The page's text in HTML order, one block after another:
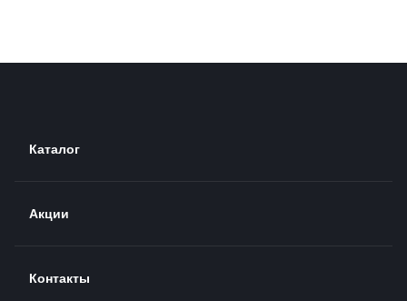
Каталог
Акции
Контакты